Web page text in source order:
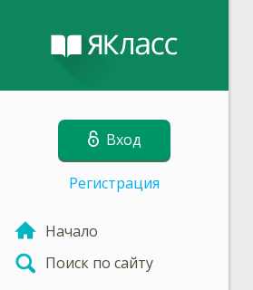
Вход
Регистрация
Начало
Поиск по сайту